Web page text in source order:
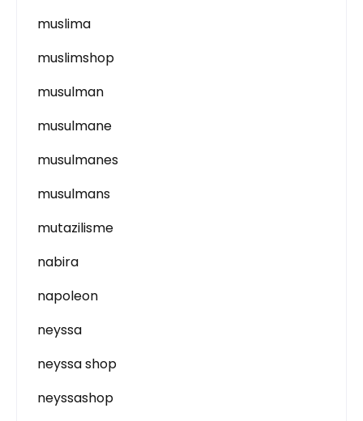
muslima
muslimshop
musulman
musulmane
musulmanes
musulmans
mutazilisme
nabira
napoleon
neyssa
neyssa shop
neyssashop